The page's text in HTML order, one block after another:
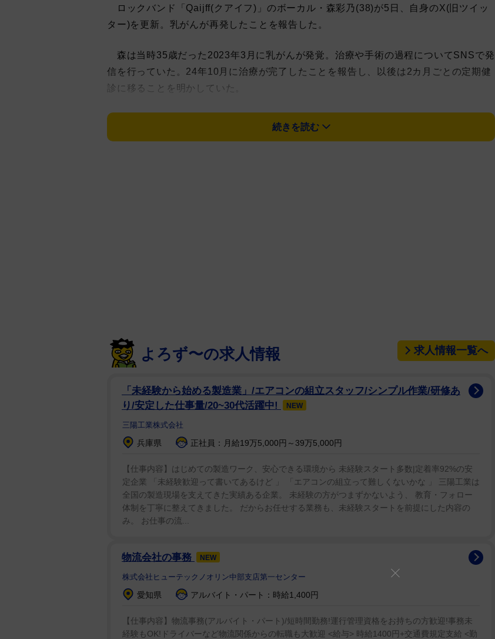
ロックバンド「Qaijff(クアイフ)」のボーカル・森彩乃(38)が5日、自身のX(旧ツイッ
ター)を更新。乳がんが再発したことを報告した。
森は当時35歳だった2023年3月に乳がんが発覚。治療や手術の過程についてSNSで発
信を行っていた。24年10月に治療が完了したことを報告し、以後は2カ月ごとの定期健
診に移ることを明かしていた。
この日公開した文書で「実は、昨年(2025年)12月下旬に、私の乳がん再発が分かりま
した」と報告。すでに1月から抗がん剤治療を始めていたことも明かし「この約半年
Qaijffはアニメ「いぬやしき」のエンディング曲「愛を教えてくれた君へ」や、アニ
メ「真・中華一番！」のオープニング曲「光福論」などで知られる。2016年からサッ
続きを読む
よろず〜の求人情報 求人情報一覧へ
「未経験から始める製造業」/エアコンの組立スタッフ/シンプル作業/研修あ
り/安定した仕事量/20~30代活躍中!
NEW
三陽工業株式会社
兵庫県 正社員：月給19万5,000円～39万5,000円
【仕事内容】はじめての製造ワーク、安心できる環境から 未経験スタート多数|定着率92%の安
定企業 「未経験歓迎って書いてあるけど 」 「エアコンの組立って難しくないかな 」 三陽工業は
全国の製造現場を支えてきた実績ある企業。 未経験の方がつまずかないよう、 教育・フォロー
体制を丁寧に整えてきました。 だからお任せする業務も、未経験スタートを前提にした内容の
み。 お仕事の流...
物流会社の事務 NEW
株式会社ヒューテックノオリン中部支店第一センター
愛知県 アルバイト・パート：時給1,400円
【仕事内容】物流事務(アルバイト・パート)/短時間勤務!運行管理資格をお持ちの方歓迎!事務未
経験もOK!ドライバーなど物流関係からの転職も大歓迎 <給与> 時給1400円+交通費規定支給 <勤